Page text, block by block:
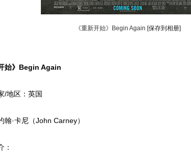
《重新开始》Begin Again [保存到相册]
始》Begin Again
区：英国
·卡尼（John Carney）